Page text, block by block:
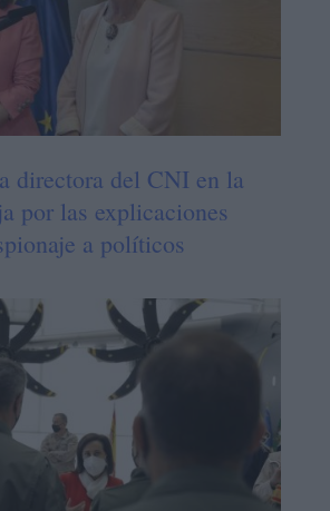
directora del CNI en la
por las explicaciones
a políticos